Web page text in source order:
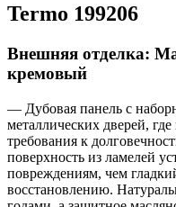
Termo 199206
Внешняя отделка:
кремовый
— Дубовая панель с
металлических дверей,
требования к
поверхность из ламелей
повреждениям, чем
восстановлению.